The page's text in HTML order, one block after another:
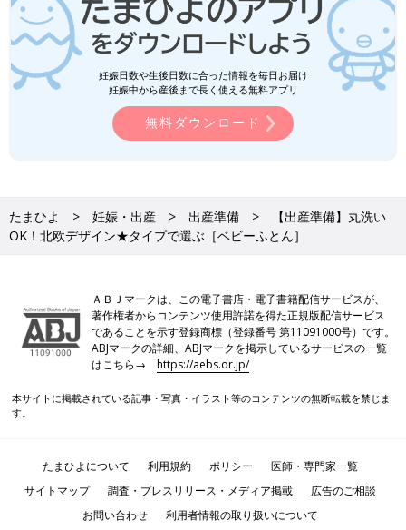
妊娠日数や生後日数に合った情報を毎日お届け
妊娠中から産後まで長く使える無料アプリ
無料ダウンロード
たまひよ 妊娠・出産 出産準備
【出産準備】丸洗い
OK！北欧デザイン★タイプで選ぶ［ベビーふとん］
ＡＢＪマークは、この電子書店・電子書籍配信サービスが、
著作権者からコンテンツ使用許諾を得た正規版配信サービス
であることを示す登録商標（登録番号 第11091000号）です。
ABJマークの詳細、ABJマークを掲示しているサービスの一覧
はこちら→https://aebs.or.jp/
本サイトに掲載されている記事・写真・イラスト等のコンテンツの無断転載を禁じま
す。
たまひよについて 利用規約 ポリシー
医師・専門家一覧
サイトマップ
調査・プレスリリース・メディア掲載
広告のご相談
お問い合わせ
利用者情報の取り扱いについて